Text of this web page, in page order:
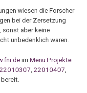
wiesen die Forscher
bei der Zersetzung
sonst aber keine
unbedenklich waren.
imMenü Projekte
22010307 ,22010407